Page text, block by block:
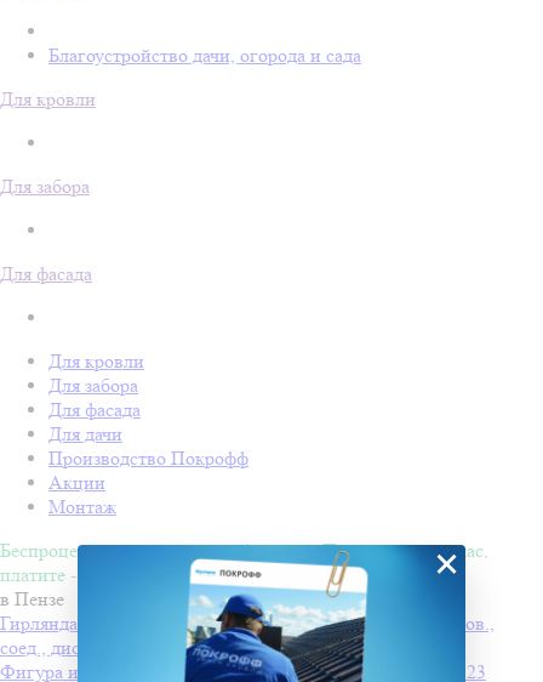
Благоустройство дачи, огорода и сада
Для кровли
Для забора
Для фасада
Для кровли
Для забора
Для фасада
Для дачи
Производство Покрофф
Акции
Монтаж
Беспроцентная рассрочка на 4 месяца. Покупайте - сейчас,
платите - потом!
в Пензе
Гирлянда-нить Vipneon Стринг Лайт IP44 10м прозр. пров.,
соед., диоды теплые белые
Фигура из дюралайта "СНЕГОВИК С МЕТЛОЙ" 100х123
×